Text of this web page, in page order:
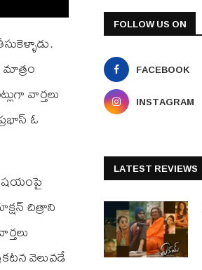
మాత్రం
వార్తలు
ఓ
చిత్రాని
వెలువడే
FOLLOW US ON
FACEBOOK
INSTAGRAM
LATEST REVIEWS